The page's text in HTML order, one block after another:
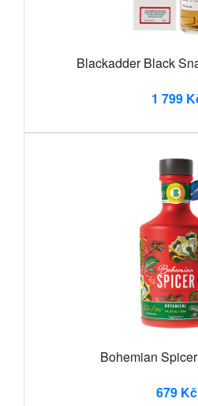
Blackadder Black
1 799
Bohemian
679 Kč